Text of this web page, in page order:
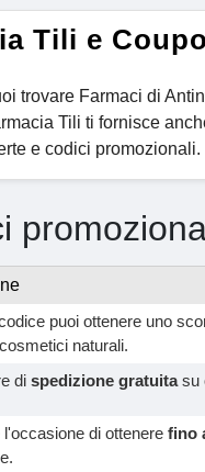
Tili e
trovare Farmaci di
Tili ti fornisce
e codici promozionali.
puoi ottenere uno
naturali.
di spedizione gratuitasu
l'occasione di ottenere fino